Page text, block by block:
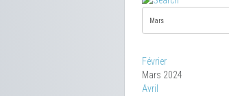
Février
Mars 2024
Avril